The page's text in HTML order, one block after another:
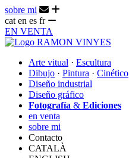
sobre mi
cat en es fr
EN VENTA
Arte vitual · Escultura
Dibujo · Pintura · Cinético
Diseño industrial
Diseño gráfico
Fotografía & Ediciones
en venta
sobre mi
Contacto
CATALÀ